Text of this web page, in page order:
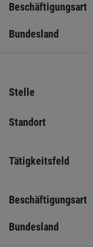
Beschäftigungsart
Bundesland
Stelle
Standort
Tätigkeitsfeld
Beschäftigungsart
Bundesland